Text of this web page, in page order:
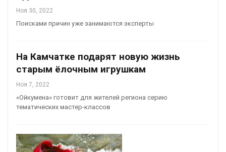
Ноя 30, 2022
Поисками причин уже занимаются эксперты
На Камчатке подарят новую жизнь
старым ёлочным игрушкам
Ноя 7, 2022
«Ойкумена» готовит для жителей региона серию
тематических мастер-классов